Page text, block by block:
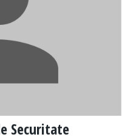
Securitate